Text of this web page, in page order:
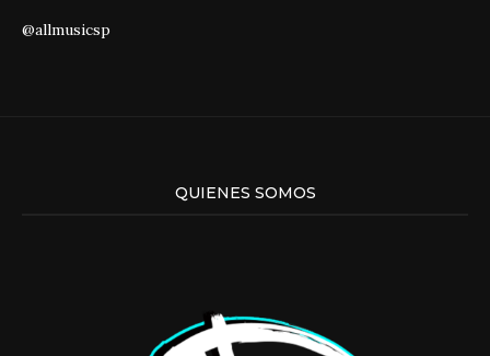
@allmusicsp
QUIENES SOMOS